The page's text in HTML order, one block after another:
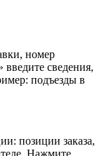
номер
сведения,
подъезды в
позиции заказа,
Нажмите